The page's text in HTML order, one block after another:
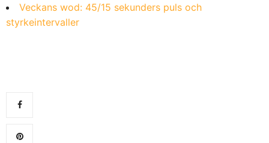
Veckans wod: 45/15 sekunders puls och
styrkeintervaller